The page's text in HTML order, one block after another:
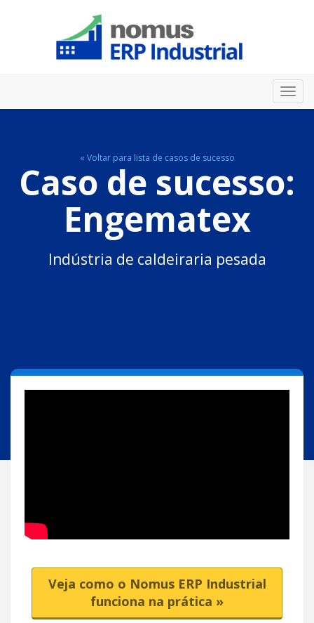
« Voltar para lista de casos de sucesso
Caso de sucesso:
Engematex
Indústria de caldeiraria pesada
Veja como o Nomus ERP Industrial
funciona na prática »